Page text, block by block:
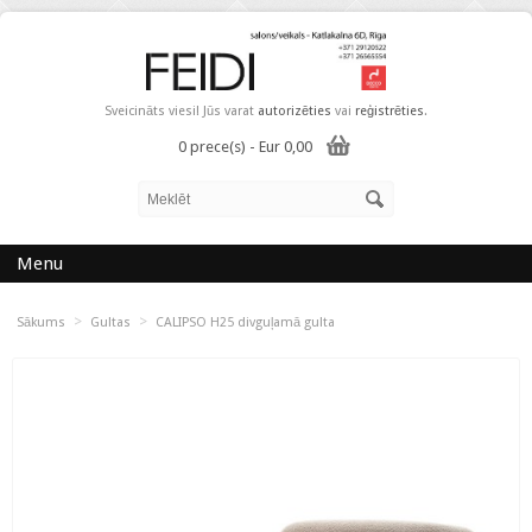
Sveicināts viesi! Jūs varat autorizēties vai reģistrēties.
0 prece(s) - Eur 0,00
Menu
Sākums > Gultas > CALIPSO H25 divguļamā gulta